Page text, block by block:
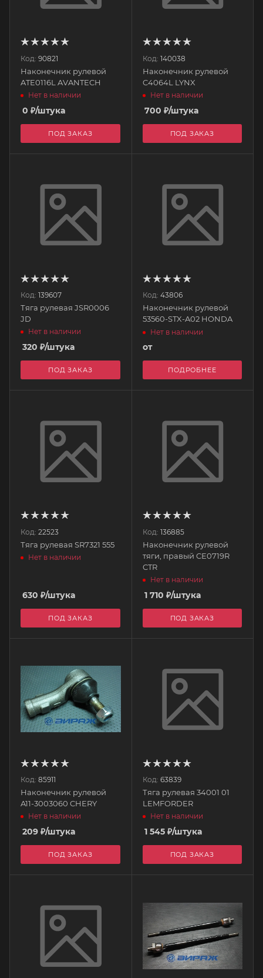
Код: 90821
Наконечник рулевой
ATE0116L AVANTECH
Нет в наличии
0 ₽/штука
ПОД ЗАКАЗ
Код: 140038
Наконечник рулевой
C4064L LYNX
Нет в наличии
700 ₽/штука
ПОД ЗАКАЗ
Код: 139607
Тяга рулевая JSR0006
JD
Нет в наличии
320 ₽/штука
ПОД ЗАКАЗ
Код: 43806
Наконечник рулевой
53560-STX-A02 HONDA
Нет в наличии
от
ПОДРОБНЕЕ
Код: 22523
Тяга рулевая SR7321 555
Нет в наличии
630 ₽/штука
ПОД ЗАКАЗ
Код: 136885
Наконечник рулевой
тяги, правый CE0719R
CTR
Нет в наличии
1 710 ₽/штука
ПОД ЗАКАЗ
Код: 85911
Наконечник рулевой
A11-3003060 CHERY
Нет в наличии
209 ₽/штука
ПОД ЗАКАЗ
Код: 63839
Тяга рулевая 34001 01
LEMFORDER
Нет в наличии
1 545₽/штука
ПОД ЗАКАЗ